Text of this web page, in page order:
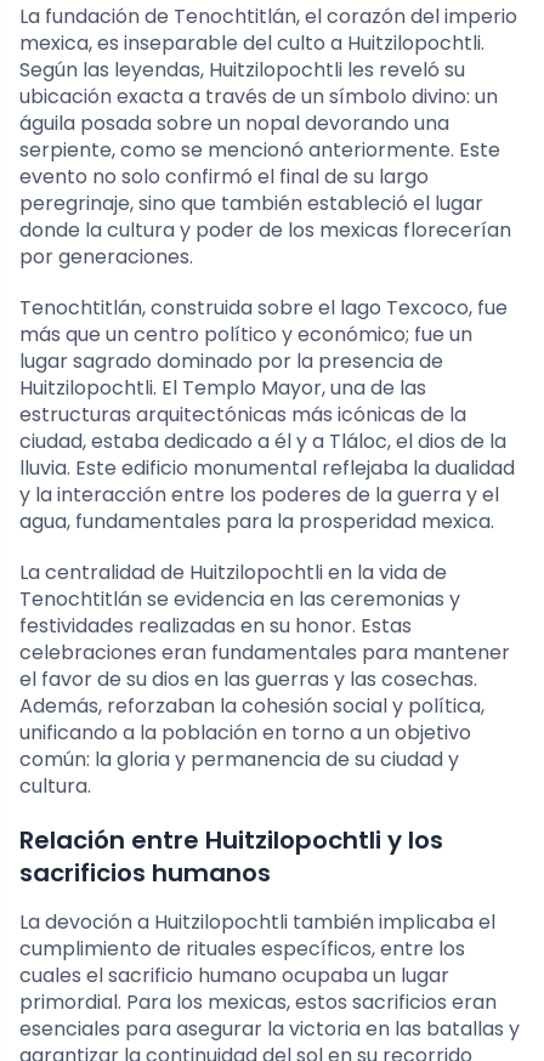
La fundación de Tenochtitlán, el corazón del imperio
mexica, es inseparable del culto a Huitzilopochtli.
Según las leyendas, Huitzilopochtli les reveló su
ubicación exacta a través de un símbolo divino: un
águila posada sobre un nopal devorando una
serpiente, como se mencionó anteriormente. Este
evento no solo confirmó el final de su largo
peregrinaje, sino que también estableció el lugar
donde la cultura y poder de los mexicas florecerían
por generaciones.
Tenochtitlán, construida sobre el lago Texcoco, fue
más que un centro político y económico; fue un
lugar sagrado dominado por la presencia de
Huitzilopochtli. El Templo Mayor, una de las
estructuras arquitectónicas más icónicas de la
ciudad, estaba dedicado a él y a Tláloc, el dios de la
lluvia. Este edificio monumental reflejaba la dualidad
y la interacción entre los poderes de la guerra y el
agua, fundamentales para la prosperidad mexica.
La centralidad de Huitzilopochtli en la vida de
Tenochtitlán se evidencia en las ceremonias y
festividades realizadas en su honor. Estas
celebraciones eran fundamentales para mantener
el favor de su dios en las guerras y las cosechas.
Además, reforzaban la cohesión social y política,
unificando a la población en torno a un objetivo
común: la gloria y permanencia de su ciudad y
cultura.
Relación entre Huitzilopochtli y los
sacrificios humanos
La devoción a Huitzilopochtli también implicaba el
cumplimiento de rituales específicos, entre los
cuales el sacrificio humano ocupaba un lugar
primordial. Para los mexicas, estos sacrificios eran
esenciales para asegurar la victoria en las batallas y
garantizar la continuidad del sol en su recorrido